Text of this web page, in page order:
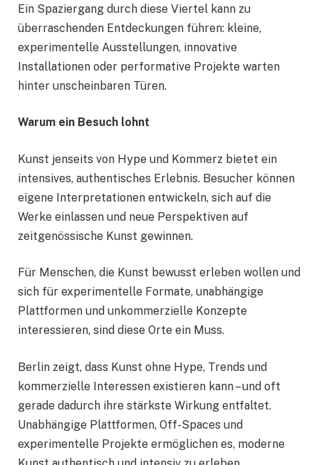
Ein Spaziergang durch diese Viertel kann zu
überraschenden Entdeckungen führen: kleine,
experimentelle Ausstellungen, innovative
Installationen oder performative Projekte warten
hinter unscheinbaren Türen.
Warum ein Besuch lohnt
Kunst jenseits von Hype und Kommerz bietet ein
intensives, authentisches Erlebnis. Besucher können
eigene Interpretationen entwickeln, sich auf die
Werke einlassen und neue Perspektiven auf
zeitgenössische Kunst gewinnen.
Für Menschen, die Kunst bewusst erleben wollen und
sich für experimentelle Formate, unabhängige
Plattformen und unkommerzielle Konzepte
interessieren, sind diese Orte ein Muss.
Berlin zeigt, dass Kunst ohne Hype, Trends und
kommerzielle Interessen existieren kann – und oft
gerade dadurch ihre stärkste Wirkung entfaltet.
Unabhängige Plattformen, Off-Spaces und
experimentelle Projekte ermöglichen es, moderne